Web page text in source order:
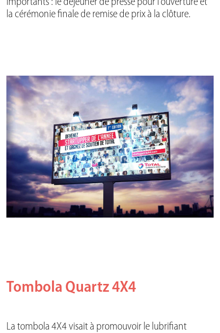
importants : le déjeuner de presse pour l’ouverture et
la cérémonie finale de remise de prix à la clôture.
Tombola Quartz 4X4
La tombola 4X4 visait à promouvoir le lubrifiant